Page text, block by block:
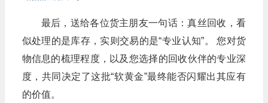
最后，送给各位货主朋友一句话：真丝回收，看
似处理的是库存，实则交易的是“专业认知”。 您对货
物信息的梳理程度，以及您选择的回收伙伴的专业深
度，共同决定了这批“软黄金”最终能否闪耀出其应有
的价值。